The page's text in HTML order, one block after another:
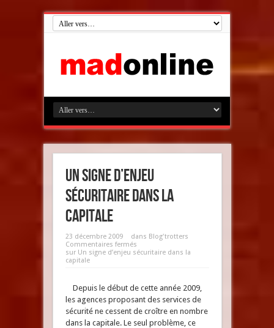
Un signe d’enjeu
sécuritaire dans la
capitale
23 décembre 2009 dans Blog'trotters
Commentaires fermés
sur Un signe d’enjeu sécuritaire dans la
capitale
Depuis le début de cette année 2009,
les agences proposant des services de
sécurité ne cessent de croître en nombre
dans la capitale. Le seul problème, ce